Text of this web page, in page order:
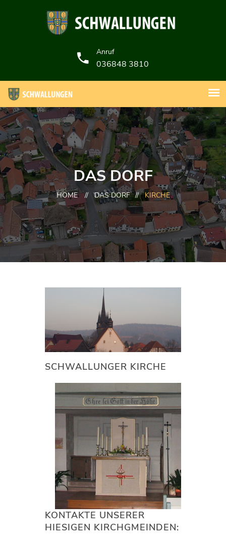
Anruf
036848 3810
DAS DORF
HOME // DAS DORF // KIRCHE
SCHWALLUNGER KIRCHE
KONTAKTE UNSERER
HIESIGEN KIRCHGMEINDEN: